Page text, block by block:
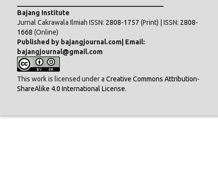
Bajang Institute
Jurnal Cakrawala Ilmiah ISSN: 2808-1757 (Print) | ISSN: 2808-
1668 (Online)
Published by bajangjournal.com| Email:
bajangjournal@gmail.com
This work is licensed under a Creative Commons Attribution-
ShareAlike 4.0 International License.